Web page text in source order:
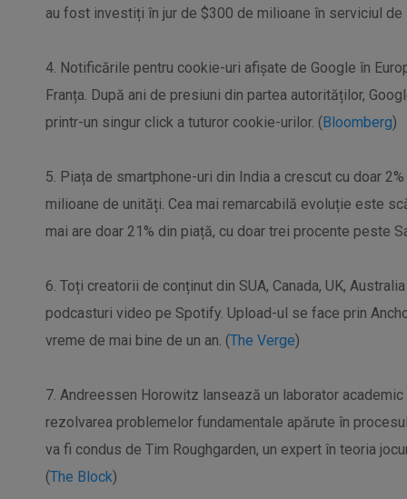
au fost investiți în jur de $300 de milioane în serviciul de
4. Notificările pentru cookie-uri afișate de Google în
Franța. După ani de presiuni din partea autorităților,
printr-un singur click a tuturor cookie-urilor. (Bloomberg)
5. Piața de smartphone-uri din India a crescut cu doar
milioane de unități. Cea mai remarcabilă evoluție este
mai are doar 21% din piață, cu doar trei procente peste
6. Toți creatorii de conținut din SUA, Canada, UK,
podcasturi video pe Spotify. Upload-ul se face prin
vreme de mai bine de un an. (The Verge)
7. Andreessen Horowitz lansează un laborator
rezolvarea problemelor fundamentale apărute în
va fi condus de Tim Roughgarden, un expert în teoria
(The Block)